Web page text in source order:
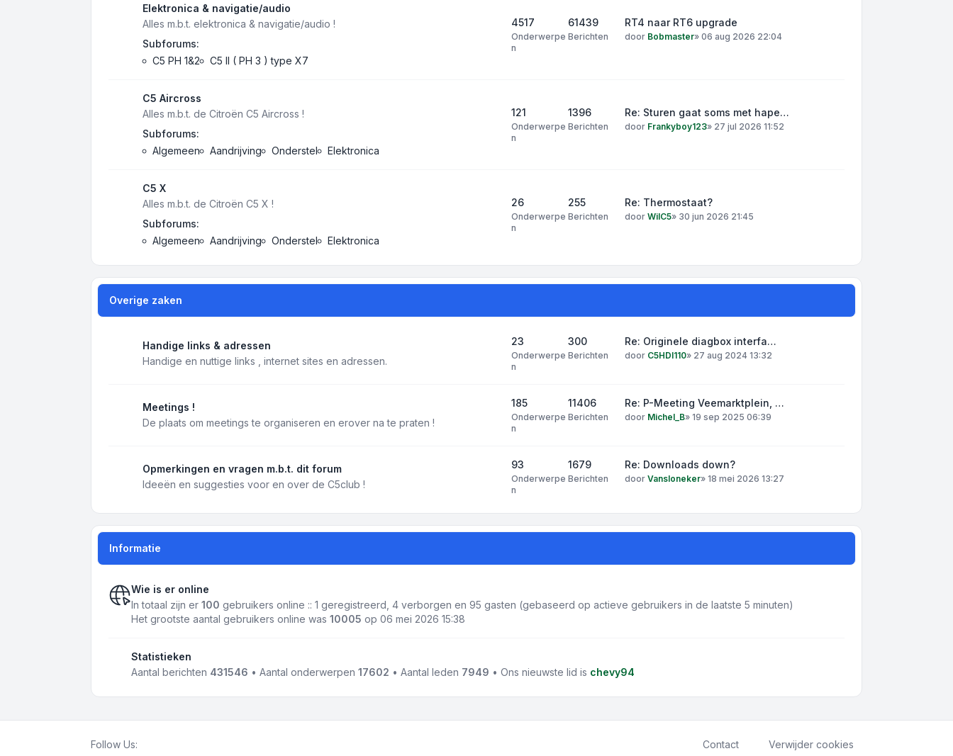
Elektronica & navigatie/audio
Alles m.b.t. elektronica & navigatie/audio !
Subforums:
C5 PH 1&2
C5 II ( PH 3 ) type X7
4517
Onderwerpe
n
61439
Berichten
RT4 naar RT6 upgrade
door Bobmaster» 06 aug 2026 22:04
C5 Aircross
Alles m.b.t. de Citroën C5 Aircross !
Subforums:
Algemeen
Aandrijving Onderstel Elektronica
121
Onderwerpe
n
1396
Berichten
Re: Sturen gaat soms met hape…
door Frankyboy123» 27 jul 2026 11:52
C5 X
Alles m.b.t. de Citroën C5 X !
Subforums:
Algemeen
Aandrijving Onderstel Elektronica
26
Onderwerpe
n
255
Berichten
Re: Thermostaat?
door WilC5» 30 jun 2026 21:45
Overige zaken
Handige links & adressen
Handige en nuttige links , internet sites en adressen.
23
Onderwerpe
n
300
Berichten
Re: Originele diagbox interfa…
door C5HDI110» 27 aug 2024 13:32
Meetings !
De plaats om meetings te organiseren en erover na te praten !
185
Onderwerpe
n
11406
Berichten
Re: P-Meeting Veemarktplein, …
door Michel_B» 19 sep 2025 06:39
Opmerkingen en vragen m.b.t. dit forum
Ideeën en suggesties voor en over de C5club !
93
Onderwerpe
n
1679
Berichten
Re: Downloads down?
door Vansloneker» 18 mei 2026 13:27
Informatie
Wie is er online
In totaal zijn er 100 gebruikers online :: 1 geregistreerd, 4 verborgen en 95 gasten (gebaseerd op actieve gebruikers in de laatste 5 minuten)
Het grootste aantal gebruikers online was 10005 op 06 mei 2026 15:38
Statistieken
Aantal berichten 431546 • Aantal onderwerpen 17602 • Aantal leden 7949 • Ons nieuwste lid is chevy94
Follow Us: Contact Verwijder cookies